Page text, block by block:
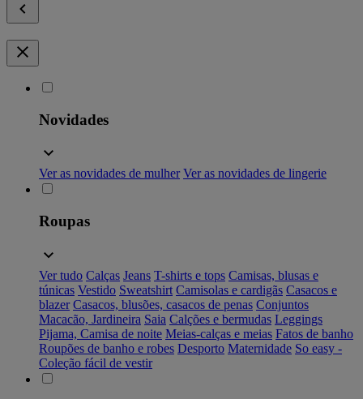
Novidades
Ver as novidades de mulher Ver as novidades de lingerie
Roupas
Ver tudo Calças Jeans T-shirts e tops Camisas, blusas e
túnicas Vestido Sweatshirt Camisolas e cardigãs Casacos e
blazer Casacos, blusões, casacos de penas Conjuntos
Macacão, Jardineira Saia Calções e bermudas Leggings
Pijama, Camisa de noite Meias-calças e meias Fatos de banho
Roupões de banho e robes Desporto Maternidade So easy -
Coleção fácil de vestir